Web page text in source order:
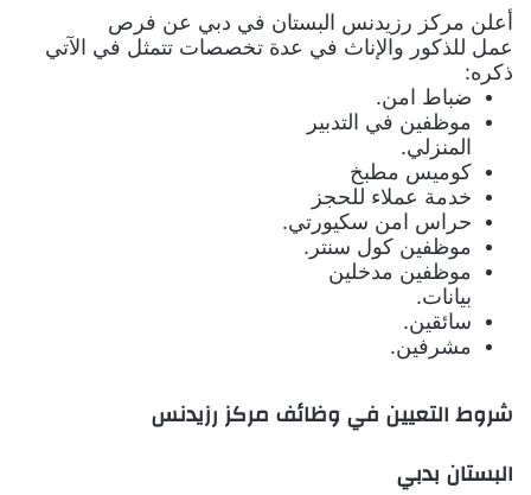
أعلن مركز رزيدنس البستان في دبي عن فرص
عمل للذكور والإناث في عدة تخصصات تتمثل في الآتي
ذكره:
ضباط امن.
موظفين في التدبير
المنزلي.
كوميس مطبخ
خدمة عملاء للحجز
حراس امن سكيورتي.
موظفين كول سنتر.
موظفين مدخلين
بيانات.
سائقين.
مشرفين.
شروط التعيين في وظائف مركز رزيدنس
البستان بدبي